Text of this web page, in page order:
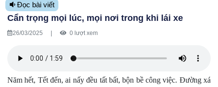
Đọc bài viết
Cẩn trọng mọi lúc, mọi nơi trong khi lái xe
26/03/2025 0 lượt xem
Năm hết, Tết đến, ai nấy đều tất bất, bộn bề công việc. Đường xá